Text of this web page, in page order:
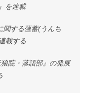
を連載
関する薀蓄(うんち
載する
院・落語部』の発展